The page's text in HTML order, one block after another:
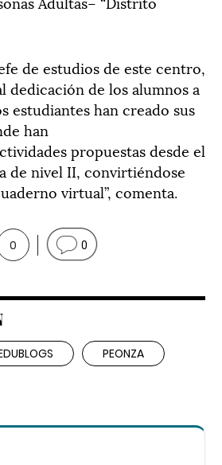
de estudios de este centro,
dedicación de los alumnos a
estudiantes han creado sus
han
propuestas desde el
de nivel II, convirtiéndose
virtual”, comenta.
0 0
PEONZA